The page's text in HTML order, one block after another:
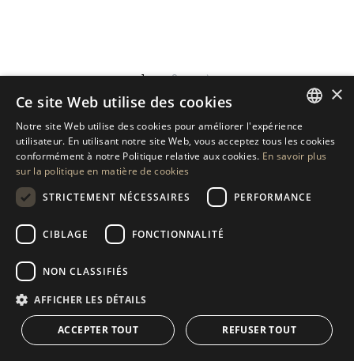
1 2
PROPRIÉTÉS DE LUXE À VENDRE À LA QUINTA
Plongez dans un royaume d’élégance inégalée avec la sélection
soigneusement choisie de propriétés de luxe de Drumelia à La
Quinta, une enclave de premier choix à Marbella. Réputé pour
son La Quinta Golf & Country Club de classe mondiale et la
ENGLISH
SPANISH
NORWEGIAN
×
Ce site Web utilise des cookies
Notre site Web utilise des cookies pour améliorer l'expérience
utilisateur. En utilisant notre site Web, vous acceptez tous les cookies
conformément à notre Politique relative aux cookies. En savoir plus
sur la politique en matière de cookies
STRICTEMENT NÉCESSAIRES
PERFORMANCE
CIBLAGE FONCTIONNALITÉ
NON CLASSIFIÉS
AFFICHER LES DÉTAILS
ACCEPTER TOUT REFUSER TOUT